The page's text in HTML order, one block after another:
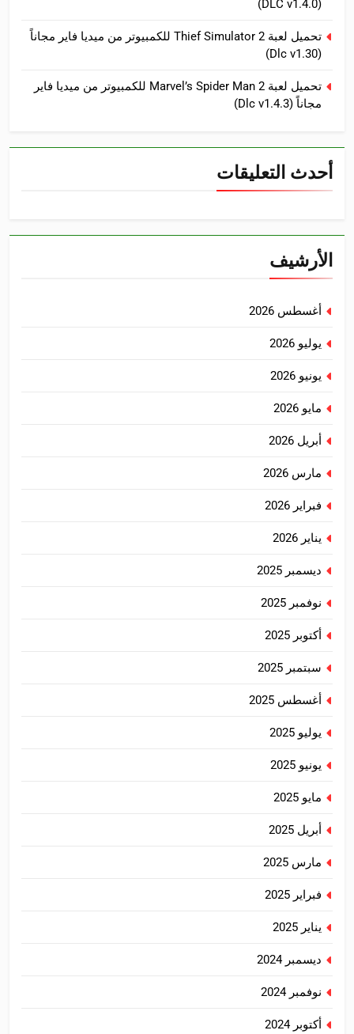
(DLC v1.4.0)
تحميل لعبة Thief Simulator 2 للكمبيوتر من ميديا فاير مجاناً
(Dlc v1.30)
تحميل لعبة Marvel’s Spider Man 2 للكمبيوتر من ميديا فاير
مجاناً (Dlc v1.4.3)
أحدث التعليقات
الأرشيف
أغسطس 2026
يوليو 2026
يونيو 2026
مايو 2026
أبريل 2026
مارس 2026
فبراير 2026
يناير 2026
ديسمبر 2025
نوفمبر 2025
أكتوبر 2025
سبتمبر 2025
أغسطس 2025
يوليو 2025
يونيو 2025
مايو 2025
أبريل 2025
مارس 2025
فبراير 2025
يناير 2025
ديسمبر 2024
نوفمبر 2024
أكتوبر 2024